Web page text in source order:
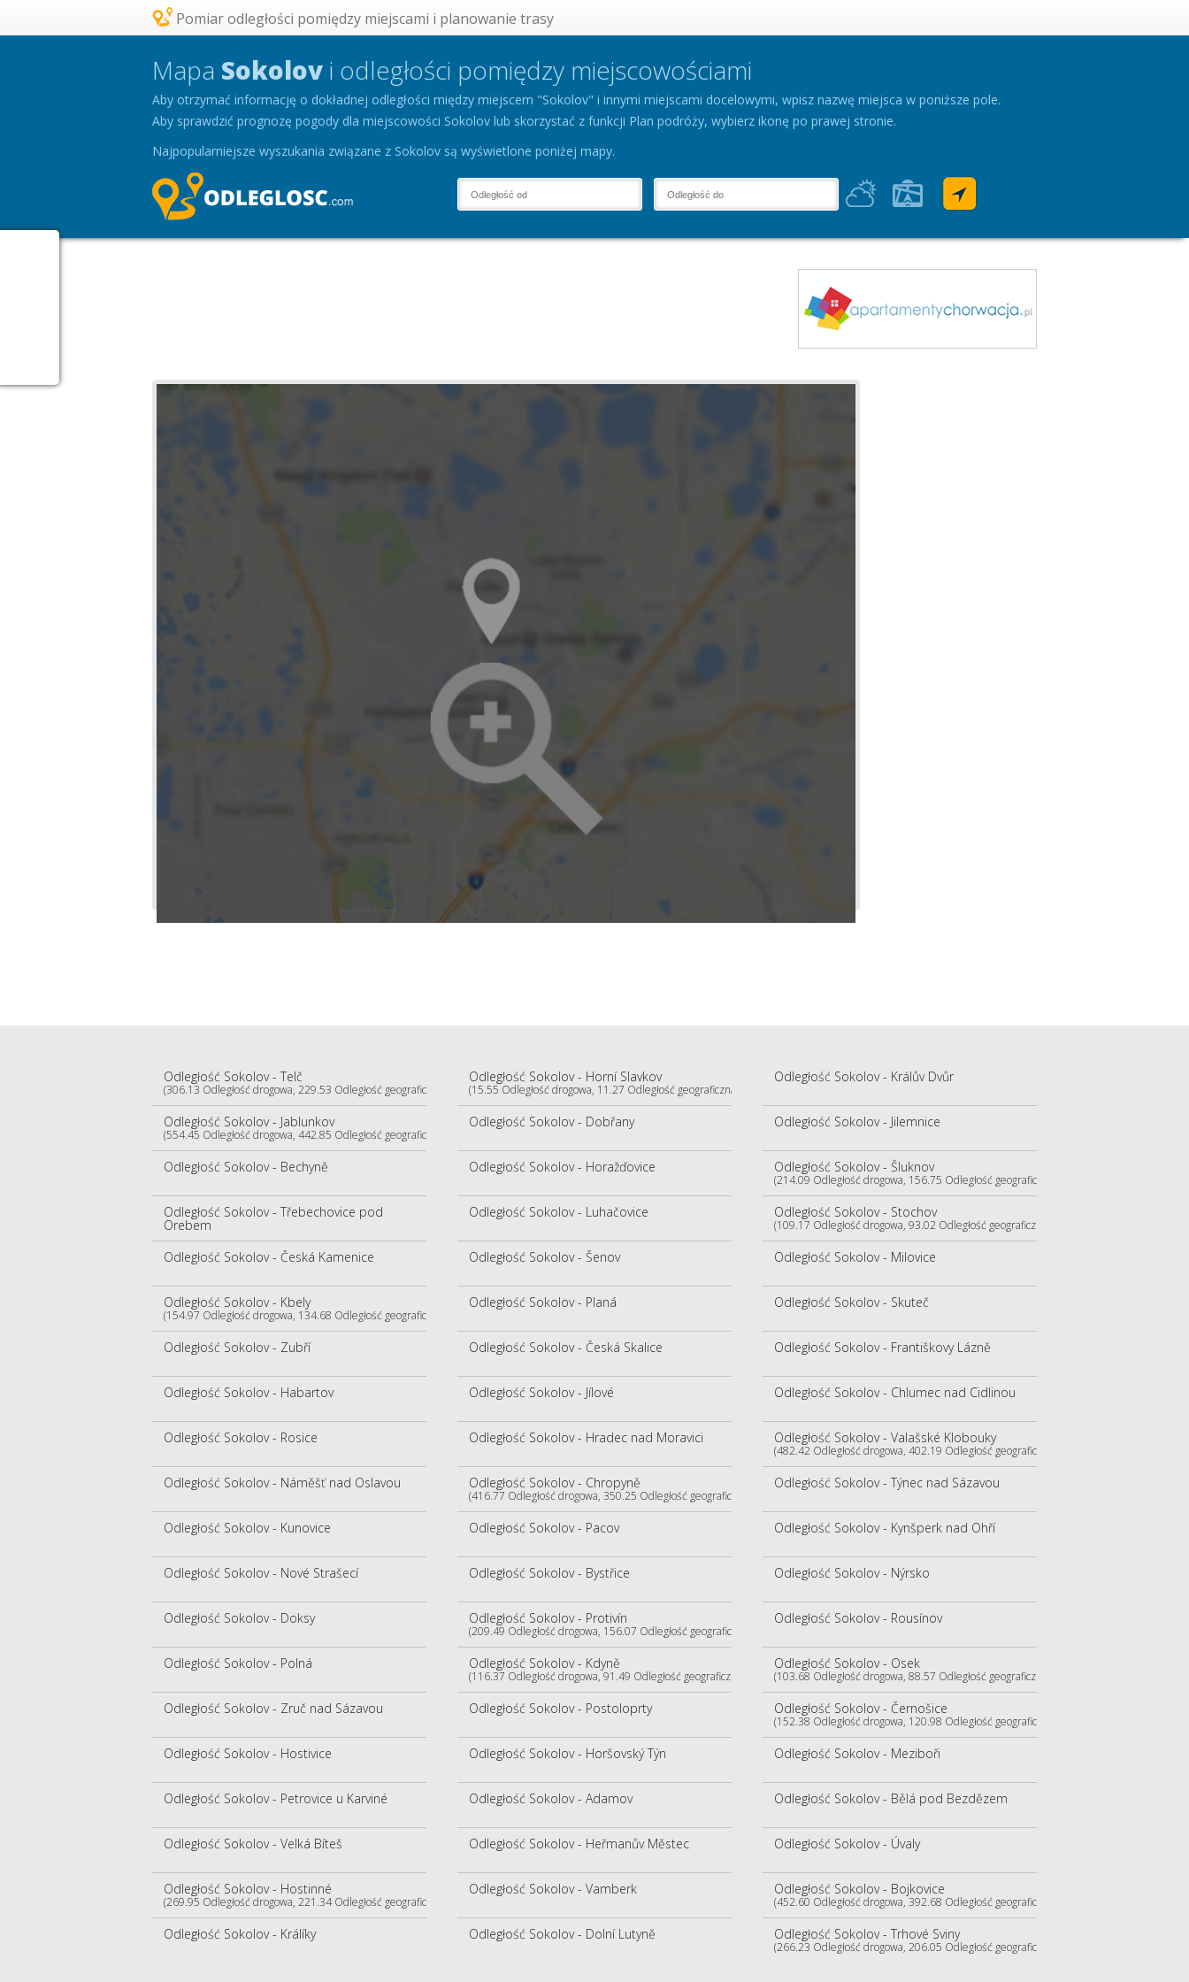
Pomiar odległości pomiędzy miejscami i planowanie trasy
Mapa Sokolov i odległości pomiędzy miejscowościami
Aby otrzymać informację o dokładnej odległości między miejscem "Sokolov" i innymi miejscami docelowymi, wpisz nazwę miejsca w poniższe pole.
Aby sprawdzić prognozę pogody dla miejscowości Sokolov lub skorzystać z funkcji Plan podróży, wybierz ikonę po prawej stronie.
Najpopularniejsze wyszukania związane z Sokolov są wyświetlone poniżej mapy.
Odległość Sokolov - Telč
(306.13 Odległość drogowa, 229.53 Odległość geograficzna)
Odległość Sokolov - Horní Slavkov
(15.55 Odległość drogowa, 11.27 Odległość geograficzna)
Odległość Sokolov - Králův Dvůr
Odległość Sokolov - Jablunkov
(554.45 Odległość drogowa, 442.85 Odległość geograficzna)
Odległość Sokolov - Dobřany Odległość Sokolov - Jilemnice
Odległość Sokolov - Bechyně Odległość Sokolov - Horažďovice Odległość Sokolov - Šluknov
(214.09 Odległość drogowa, 156.75 Odległość geograficzna)
Odległość Sokolov - Třebechovice pod
Orebem
Odległość Sokolov - Luhačovice Odległość Sokolov - Stochov
(109.17 Odległość drogowa, 93.02 Odległość geograficzna)
Odległość Sokolov - Česká Kamenice Odległość Sokolov - Šenov Odległość Sokolov - Milovice
Odległość Sokolov - Kbely
(154.97 Odległość drogowa, 134.68 Odległość geograficzna)
Odległość Sokolov - Planá Odległość Sokolov - Skuteč
Odległość Sokolov - Zubří Odległość Sokolov - Česká Skalice Odległość Sokolov - Františkovy Lázně
Odległość Sokolov - Habartov Odległość Sokolov - Jílové Odległość Sokolov - Chlumec nad Cidlinou
Odległość Sokolov - Rosice Odległość Sokolov - Hradec nad Moravici Odległość Sokolov - Valašské Klobouky
(482.42 Odległość drogowa, 402.19 Odległość geograficzna)
Odległość Sokolov - Náměšť nad Oslavou Odległość Sokolov - Chropyně
(416.77 Odległość drogowa, 350.25 Odległość geograficzna)
Odległość Sokolov - Týnec nad Sázavou
Odległość Sokolov - Kunovice Odległość Sokolov - Pacov Odległość Sokolov - Kynšperk nad Ohří
Odległość Sokolov - Nové Strašecí Odległość Sokolov - Bystřice Odległość Sokolov - Nýrsko
Odległość Sokolov - Doksy Odległość Sokolov - Protivín
(209.49 Odległość drogowa, 156.07 Odległość geograficzna)
Odległość Sokolov - Rousínov
Odległość Sokolov - Polná Odległość Sokolov - Kdyně
(116.37 Odległość drogowa, 91.49 Odległość geograficzna)
Odległość Sokolov - Osek
(103.68 Odległość drogowa, 88.57 Odległość geograficzna)
Odległość Sokolov - Zruč nad Sázavou Odległość Sokolov - Postoloprty Odległość Sokolov - Černošice
(152.38 Odległość drogowa, 120.98 Odległość geograficzna)
Odległość Sokolov - Hostivice Odległość Sokolov - Horšovský Týn Odległość Sokolov - Meziboři
Odległość Sokolov - Petrovice u Karviné Odległość Sokolov - Adamov Odległość Sokolov - Bělá pod Bezdězem
Odległość Sokolov - Velká Bíteš Odległość Sokolov - Heřmanův Městec Odległość Sokolov - Úvaly
Odległość Sokolov - Hostinné
(269.95 Odległość drogowa, 221.34 Odległość geograficzna)
Odległość Sokolov - Vamberk Odległość Sokolov - Bojkovice
(452.60 Odległość drogowa, 392.68 Odległość geograficzna)
Odległość Sokolov - Králíky Odległość Sokolov - Dolní Lutyně Odległość Sokolov - Trhové Sviny
(266.23 Odległość drogowa, 206.05 Odległość geograficzna)